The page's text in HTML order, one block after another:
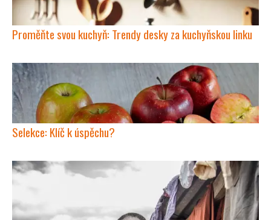
Proměňte svou kuchyň: Trendy desky za kuchyňskou linku
Selekce: Klíč k úspěchu?